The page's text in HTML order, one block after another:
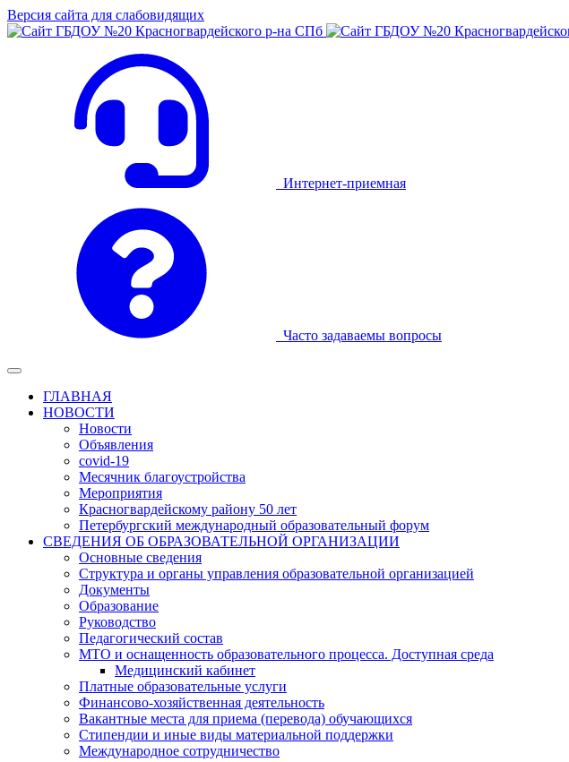
Версия сайта для слабовидящих
Интернет-приемная
Часто задаваемы вопросы
ГЛАВНАЯ
НОВОСТИ
Новости
Объявления
covid-19
Месячник благоустройства
Мероприятия
Красногвардейскому району 50 лет
Петербургский международный образовательный форум
СВЕДЕНИЯ ОБ ОБРАЗОВАТЕЛЬНОЙ ОРГАНИЗАЦИИ
Основные сведения
Структура и органы управления образовательной организацией
Документы
Образование
Руководство
Педагогический состав
МТО и оснащенность образовательного процесса. Доступная среда
Медицинский кабинет
Платные образовательные услуги
Финансово-хозяйственная деятельность
Вакантные места для приема (перевода) обучающихся
Стипендии и иные виды материальной поддержки
Международное сотрудничество